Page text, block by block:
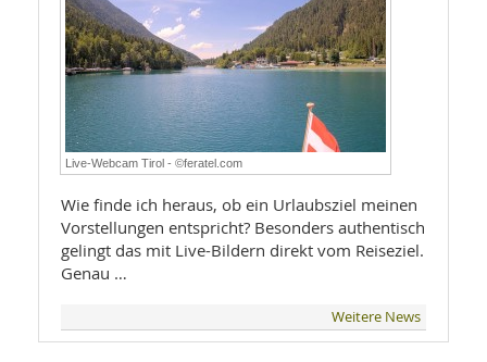
Live-Webcam Tirol - ©feratel.com
Wie finde ich heraus, ob ein Urlaubsziel meinen
Vorstellungen entspricht? Besonders authentisch
gelingt das mit Live-Bildern direkt vom Reiseziel.
Genau …
Weitere News